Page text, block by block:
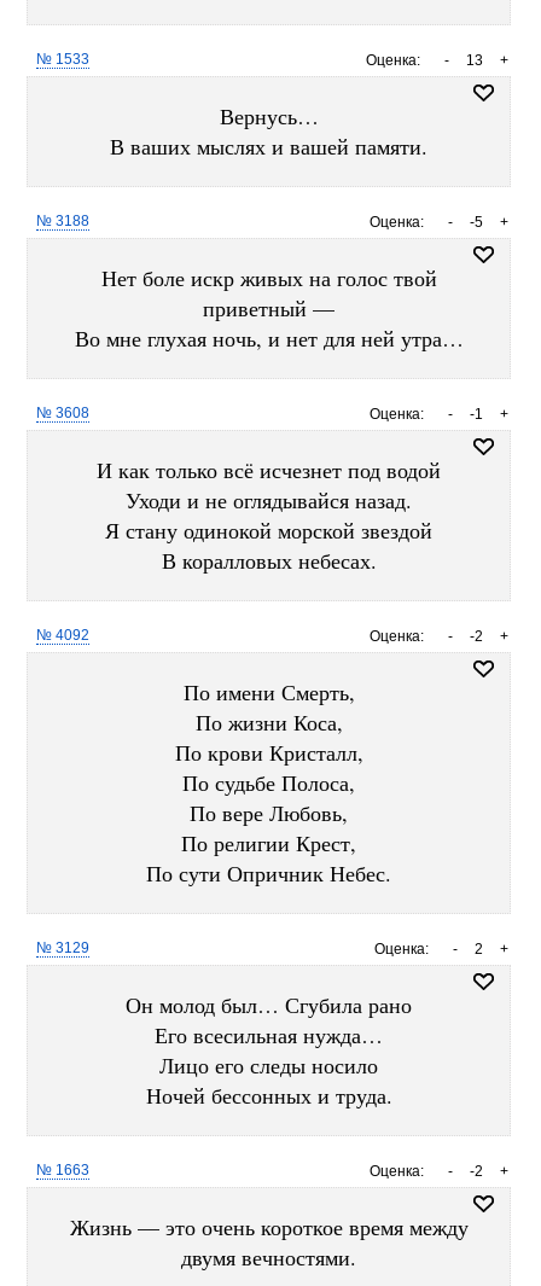
Оценка: +
13
-
№ 1533
Вернусь…
В ваших мыслях и вашей памяти.
Оценка: +
-5
-
№ 3188
Нет боле искр живых на голос твой
приветный —
Во мне глухая ночь, и нет для ней утра…
Оценка: +
-1
-
№ 3608
И как только всё исчезнет под водой
Уходи и не оглядывайся назад.
Я стану одинокой морской звездой
В коралловых небесах.
Оценка: +
-2
-
№ 4092
По имени Смерть,
По жизни Коса,
По крови Кристалл,
По судьбе Полоса,
По вере Любовь,
По религии Крест,
По сути Опричник Небес.
Оценка: +
2
-
№ 3129
Он молод был… Сгубила рано
Его всесильная нужда…
Лицо его следы носило
Ночей бессонных и труда.
Оценка: +
-2
-
№ 1663
Жизнь — это очень короткое время между
двумя вечностями.